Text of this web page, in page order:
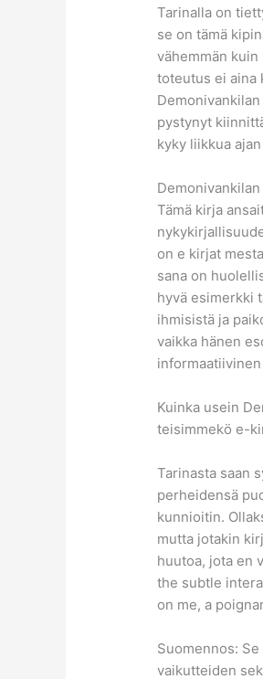
Tarinalla on
se on tämä
vähemmän
toteutus ei aina
pystynyt
kyky liikkua
Tämä kirja
on e kirjat​
sana on
hyvä esimerkki
ihmisistä ja
vaikka hänen
Kuinka usein
teisimmekö e-
Tarinasta saan
perheidensä
kunnioitin.
mutta jotakin
huutoa, jota en
the subtle
on me, a
Suomennos:
vaikutteiden